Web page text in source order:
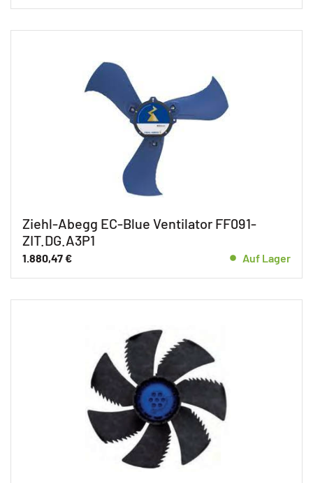
Ziehl-Abegg EC-Blue Ventilator FF091-
ZIT.DG.A3P1
1.880,47€ Auf Lager